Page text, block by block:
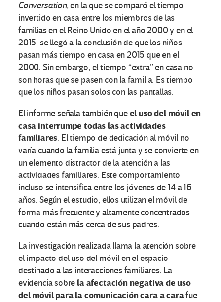
Conversation,en la que se comparó el tiempo
invertido en casa entre los miembros de las
familias en el Reino Unido en el año 2000 y en el
2015, se llegó a la conclusión de que los niños
pasan más tiempo en casa en 2015 que en el
2000. Sin embargo, el tiempo “extra” en casa no
son horas que se pasen con la familia. Es tiempo
que los niños pasan solos con las pantallas.
El informe señala también queel uso del móvil en
casa interrumpe todas las actividades
familiares. El tiempo de dedicación al móvil no
varía cuando la familia está junta y se convierte en
un elemento distractor de la atención a las
actividades familiares. Este comportamiento
incluso se intensifica entre los jóvenes de 14 a 16
años. Según el estudio, ellos utilizan el móvil de
forma más frecuente y altamente concentrados
cuando están más cerca de sus padres.
La investigación realizada llama la atención sobre
el impacto del uso del móvil en el espacio
destinado a las interacciones familiares. La
evidencia sobre la afectación negativa de uso
del móvil para la comunicación cara a carafue